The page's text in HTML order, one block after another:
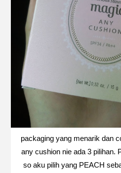
packaging yang menarik dan
any cushion nie ada 3 pilihan.
so aku pilih yang PEACH